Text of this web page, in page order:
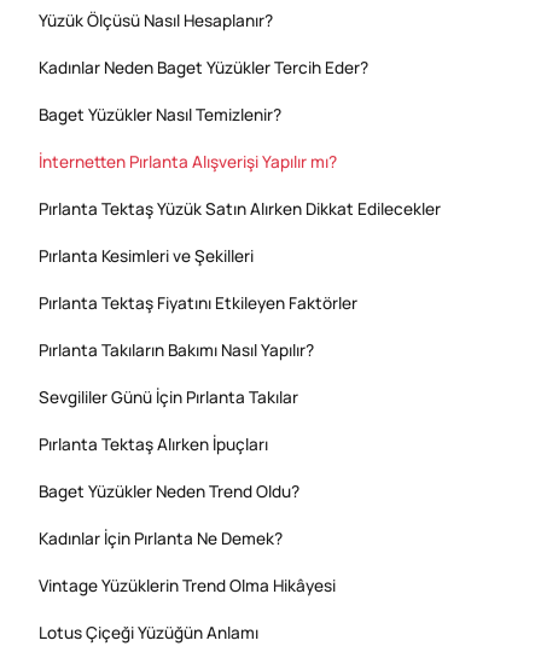
Yüzük Ölçüsü Nasıl Hesaplanır?
Kadınlar Neden Baget Yüzükler Tercih Eder?
Baget Yüzükler Nasıl Temizlenir?
İnternetten Pırlanta Alışverişi Yapılır mı?
Pırlanta Tektaş Yüzük Satın Alırken Dikkat Edilecekler
Pırlanta Kesimleri ve Şekilleri
Pırlanta Tektaş Fiyatını Etkileyen Faktörler
Pırlanta Takıların Bakımı Nasıl Yapılır?
Sevgililer Günü İçin Pırlanta Takılar
Pırlanta Tektaş Alırken İpuçları
Baget Yüzükler Neden Trend Oldu?
Kadınlar İçin Pırlanta Ne Demek?
Vintage Yüzüklerin Trend Olma Hikâyesi
Lotus Çiçeği Yüzüğün Anlamı